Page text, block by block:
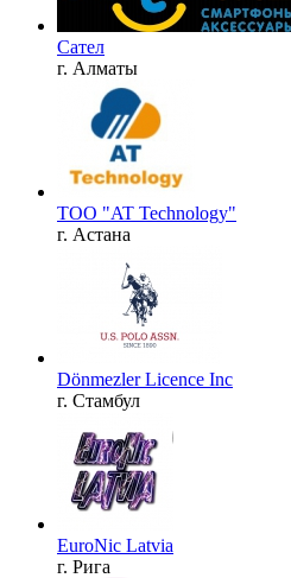
Сател
г. Алматы
ТОО "AT Technology"
г. Астана
Dönmezler Licence Inc
г. Стамбул
EuroNic Latvia
г. Рига